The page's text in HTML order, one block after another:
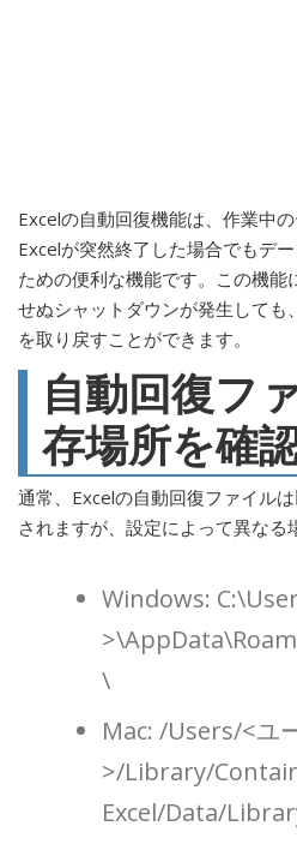
Excelの自動回復機能は、作業中
Excelが突然終了した場合でもデ
ための便利な機能です。この機能
せぬシャットダウンが発生しても
を取り戻すことができます。
自動回復フ
存場所を確
通常、Excelの自動回復ファイル
されますが、設定によって異なる
Windows:
\
Mac: /Users/<ユ
>/Library/
Excel/Data/